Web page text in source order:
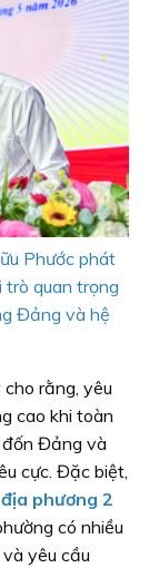
Phước phát
trò quan trọng
Đảng và hệ
rằng, yêu
cao khi toàn
Đảng và
cực. Đặc biệt,
phương 2
có nhiều
yêu cầu